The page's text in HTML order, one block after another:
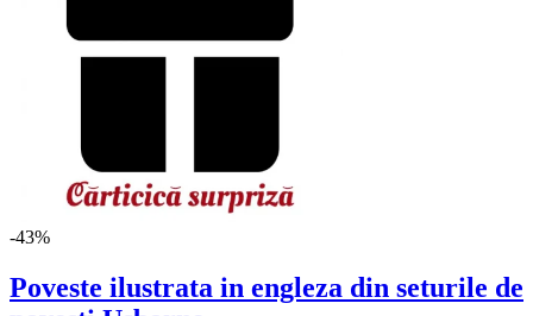
-43%
Poveste ilustrata in engleza din seturile de